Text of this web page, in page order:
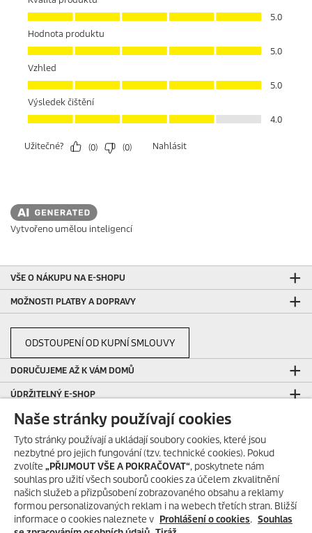
Vytvořeno umělou inteligencí
VŠE O NÁKUPU NA E-SHOPU
MOŽNOSTI PLATBY A DOPRAVY
ODSTOUPENÍ OD KUPNÍ SMLOUVY
DORUČUJEME AŽ K VÁM DOMŮ
ÚDRŽITELNÝ E-SHOP
HODNOCENÍ E-SHOPU
HODNOCENÍ VÝROBKŮ
LIMITOVANÁ EDICE 2026
ZABEZPEČENO
DŮLEŽITÉ INFORMACE
Naše stránky používají cookies
Tyto stránky používají a ukládají soubory cookies, které jsou
nezbytné pro jejich fungování (tzv. technické cookies). Pokud
zvolíte „PŘIJMOUT VŠE A POKRAČOVAT“, poskytnete nám
souhlas pro užití všech souborů cookies za účelem zkvalitnění
našich služeb a přizpůsobení zobrazovaného obsahu a reklamy
formou personalizovaných reklam i na webech třetích stran. Bližší
informace o cookies naleznete v Prohlášení o cookies. Souhlas